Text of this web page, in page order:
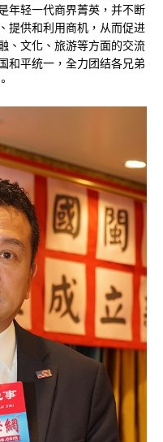
年轻一代商界菁英，并不断
提供和利用商机，从而促进
、文化、旅游等方面的交流
和平统一，全力团结各兄弟